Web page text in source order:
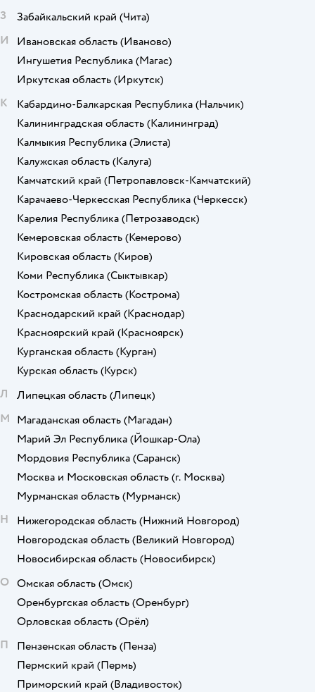
З
Забайкальский край (Чита)
И
Ивановская область (Иваново)
Ингушетия Республика (Магас)
Иркутская область (Иркутск)
К
Кабардино-Балкарская Республика (Нальчик)
Калининградская область (Калининград)
Калмыкия Республика (Элиста)
Калужская область (Калуга)
Камчатский край (Петропавловск-Камчатский)
Карачаево-Черкесская Республика (Черкесск)
Карелия Республика (Петрозаводск)
Кемеровская область (Кемерово)
Кировская область (Киров)
Коми Республика (Сыктывкар)
Костромская область (Кострома)
Краснодарский край (Краснодар)
Красноярский край (Красноярск)
Курганская область (Курган)
Курская область (Курск)
Л
Липецкая область (Липецк)
М Магаданская область (Магадан)
Марий Эл Республика (Йошкар-Ола)
Мордовия Республика (Саранск)
Москва и Московская область (г. Москва)
Мурманская область (Мурманск)
Н
Нижегородская область (Нижний Новгород)
Новгородская область (Великий Новгород)
Новосибирская область (Новосибирск)
О Омская область (Омск)
Оренбургская область (Оренбург)
Орловская область (Орёл)
П
Пензенская область (Пенза)
Пермский край (Пермь)
Приморский край (Владивосток)